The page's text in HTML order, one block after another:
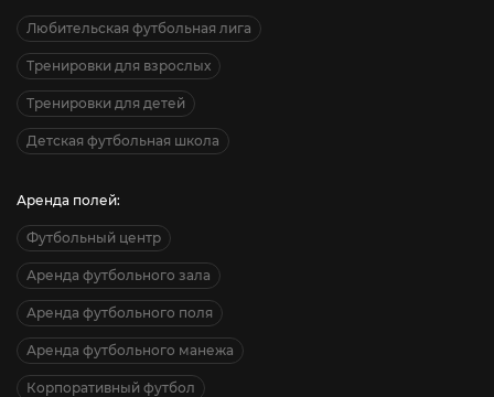
Любительская футбольная лига
Тренировки для взрослых
Тренировки для детей
Детская футбольная школа
Аренда полей:
Футбольный центр
Аренда футбольного зала
Аренда футбольного поля
Аренда футбольного манежа
Корпоративный футбол